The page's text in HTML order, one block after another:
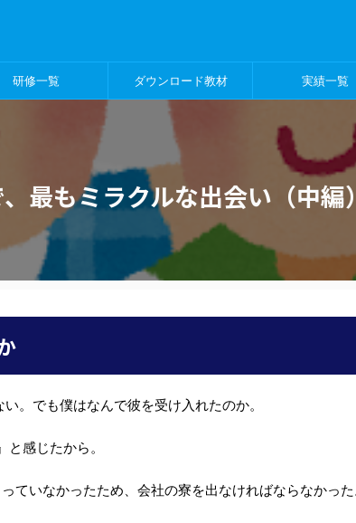
研修一覧 ダウンロード教材 実績一覧
最もミラクルな出会い（中編
。でも僕はなんで彼を受け入れたのか。
感じたから。
ていなかったため、会社の寮を出なければならなかっ